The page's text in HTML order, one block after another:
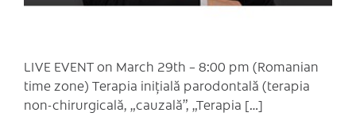
LIVE EVENT on March 29th – 8:00 pm (Romanian
time zone) Terapia iniţială parodontală (terapia
non-chirurgicală, „cauzală”, „Terapia […]